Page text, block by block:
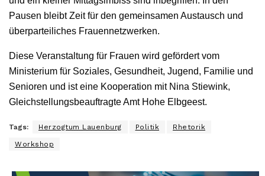
Pausen bleibt Zeit für den gemeinsamen Austausch und
überparteiliches Frauennetzwerken.
Diese Veranstaltung für Frauen wird gefördert vom
Ministerium für Soziales, Gesundheit, Jugend, Familie und
Senioren und ist eine Kooperation mit Nina Stiewink,
Gleichstellungsbeauftragte Amt Hohe Elbgeest.
Tags: Herzogtum Lauenburg Politik Rhetorik
Workshop